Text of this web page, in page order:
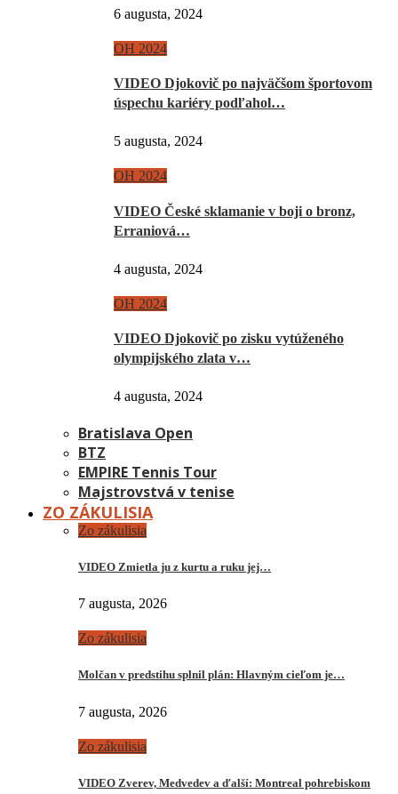
6 augusta, 2024
OH 2024
VIDEO Djokovič po najväčšom športovom
úspechu kariéry podľahol…
5 augusta, 2024
OH 2024
VIDEO České sklamanie v boji o bronz,
Erraniová…
4 augusta, 2024
OH 2024
VIDEO Djokovič po zisku vytúženého
olympijského zlata v…
4 augusta, 2024
Bratislava Open
BTZ
EMPIRE Tennis Tour
Majstrovstvá v tenise
ZO ZÁKULISIA
Zo zákulisia
VIDEO Zmietla ju z kurtu a ruku jej…
7 augusta, 2026
Zo zákulisia
Molčan v predstihu splnil plán: Hlavným cieľom je…
7 augusta, 2026
Zo zákulisia
VIDEO Zverev, Medvedev a ďalší: Montreal pohrebiskom